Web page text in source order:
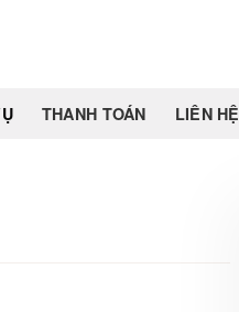
THANH TOÁN LIÊN HỆ